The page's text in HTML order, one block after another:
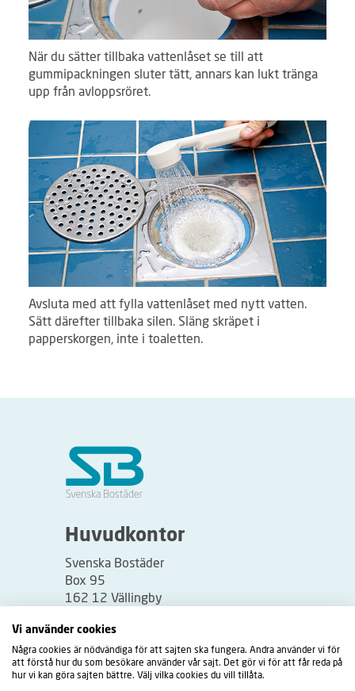
När du sätter tillbaka vattenlåset se till att
gummipackningen sluter tätt, annars kan lukt tränga
upp från avloppsröret.
Avsluta med att fylla vattenlåset med nytt vatten.
Sätt därefter tillbaka silen. Släng skräpet i
papperskorgen, inte i toaletten.
Huvudkontor
Svenska Bostäder
Box 95
162 12 Vällingby
Besöksadress:
Vällingbyplan 2
Vi använder cookies
Några cookies är nödvändiga för att sajten ska fungera. Andra använder vi för
att förstå hur du som besökare använder vår sajt. Det gör vi för att får reda på
hur vi kan göra sajten bättre. Välj vilka cookies du vill tillåta.